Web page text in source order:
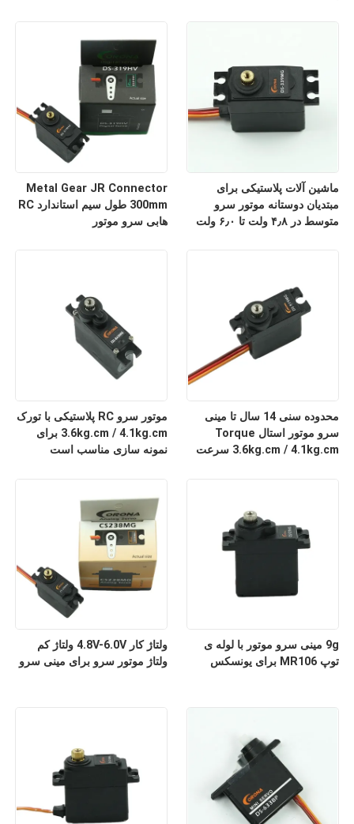
Metal Gear JR Connector
300mm طول سیم استاندارد RC
هابی سرو موتور
ماشین آلات پلاستیکی برای
مبتدیان دوستانه موتور سرو
متوسط در ۴٫۸ ولت تا ۶٫۰ ولت
موتور سرو RC پلاستیکی با تورک
3.6kg.cm / 4.1kg.cm برای
نمونه سازی مناسب است
محدوده سنی 14 سال تا مینی
سرو موتور استال Torque
3.6kg.cm / 4.1kg.cm سرعت
ولتاژ کار 4.8V-6.0V ولتاژ کم
ولتاژ موتور سرو برای مینی سرو
9g مینی سرو موتور با لوله ی
توپ MR106 برای یونسکس